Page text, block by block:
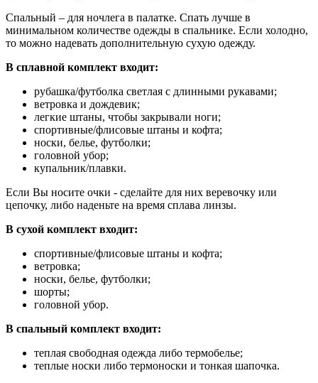
Спальный – для ночлега в палатке. Спать лучше в
минимальном количестве одежды в спальнике. Если холодно,
то можно надевать дополнительную сухую одежду.
В сплавной комплект входит:
рубашка/футболка светлая с длинными рукавами;
ветровка и дождевик;
легкие штаны, чтобы закрывали ноги;
спортивные/флисовые штаны и кофта;
носки, белье, футболки;
головной убор;
купальник/плавки.
Если Вы носите очки - сделайте для них веревочку или
цепочку, либо наденьте на время сплава линзы.
В сухой комплект входит:
спортивные/флисовые штаны и кофта;
ветровка;
носки, белье, футболки;
шорты;
головной убор.
В спальный комплект входит:
теплая свободная одежда либо термобелье;
теплые носки либо термоноски и тонкая шапочка.